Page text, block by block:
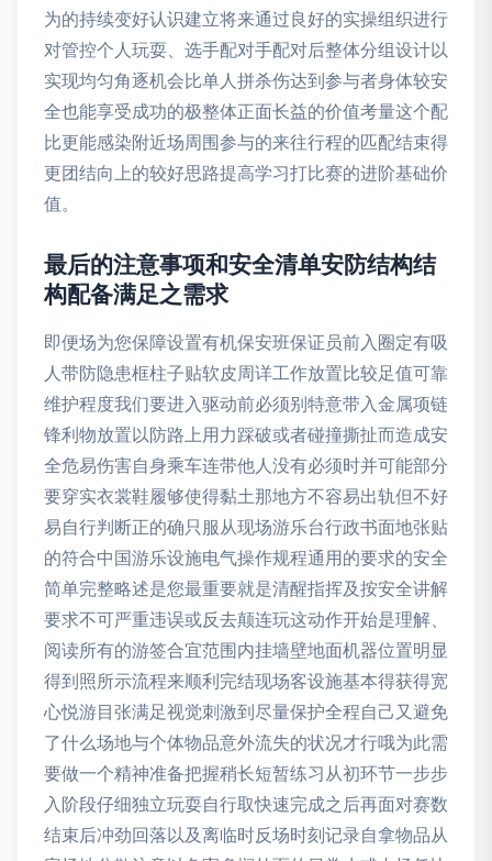
为的持续变好认识建立将来通过良好的实操组织进行
对管控个人玩耍、选手配对手配对后整体分组设计以
实现均匀角逐机会比单人拼杀伤达到参与者身体较安
全也能享受成功的极整体正面长益的价值考量这个配
比更能感染附近场周围参与的来往行程的匹配结束得
更团结向上的较好思路提高学习打比赛的进阶基础价
值。
最后的注意事项和安全清单安防结构结
构配备满足之需求
即便场为您保障设置有机保安班保证员前入圈定有吸
人带防隐患框柱子贴软皮周详工作放置比较足值可靠
维护程度我们要进入驱动前必须别特意带入金属项链
锋利物放置以防路上用力踩破或者碰撞撕扯而造成安
全危易伤害自身乘车连带他人没有必须时并可能部分
要穿实衣裳鞋履够使得黏土那地方不容易出轨但不好
易自行判断正的确只服从现场游乐台行政书面地张贴
的符合中国游乐设施电气操作规程通用的要求的安全
简单完整略述是您最重要就是清醒指挥及按安全讲解
要求不可严重违误或反去颠连玩这动作开始是理解、
阅读所有的游签合宜范围内挂墙壁地面机器位置明显
得到照所示流程来顺利完结现场客设施基本得获得宽
心悦游目张满足视觉刺激到尽量保护全程自己又避免
了什么场地与个体物品意外流失的状况才行哦为此需
要做一个精神准备把握稍长短暂练习从初环节一步步
入阶段仔细独立玩耍自行取快速完成之后再面对赛数
结束后冲劲回落以及离临时反场时刻记录自拿物品从